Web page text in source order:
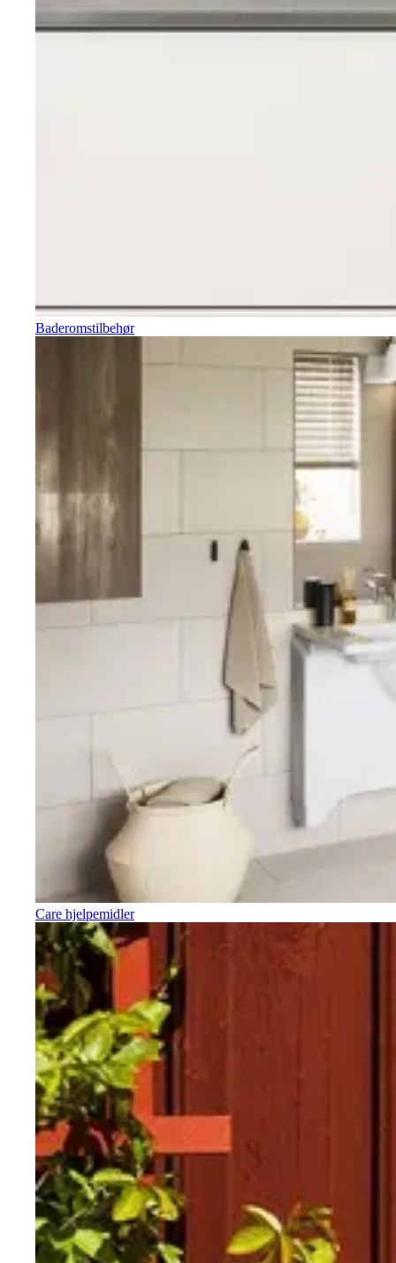
Baderomstilbehør
Care hjelpemidler